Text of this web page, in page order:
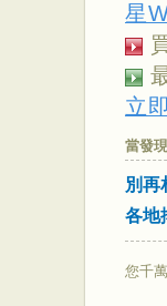
星
立
當發
別再
各地
您千